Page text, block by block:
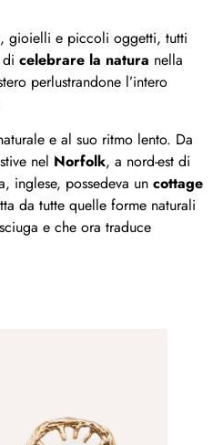
gioielli e piccoli oggetti, tutti
celebrare la natura nella
perlustrandone l’intero
e al suo ritmo lento. Da
nel Norfolk, a nord-est di
inglese, possedeva un cottage
da tutte quelle forme naturali
e che ora traduce